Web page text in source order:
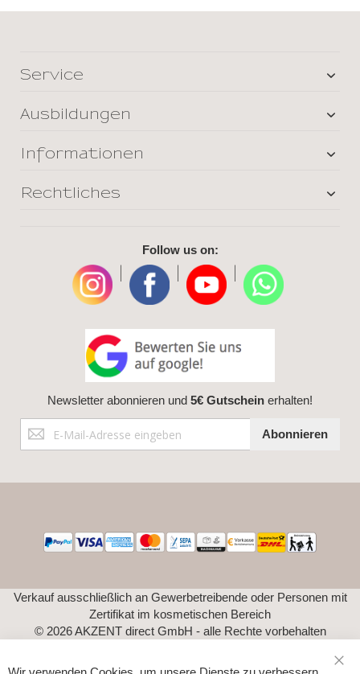
Service
Ausbildungen
Informationen
Rechtliches
Follow us on:
Newsletter abonnieren und 5€ Gutschein erhalten!
Anmeldung
zum
Abonnieren
Verkauf ausschließlich an Gewerbetreibende oder Personen mit
Zertifikat im kosmetischen Bereich
© 2026 AKZENT direct GmbH - alle Rechte vorbehalten